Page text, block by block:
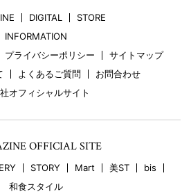
DIGITAL
STORE
INFORMATION
プライバシーポリシー
サイトマップ
よくあるご質問
お問合わせ
オフィシャルサイト
OFFICIAL SITE
STORY Mart 美ST
bis
和食スタイル